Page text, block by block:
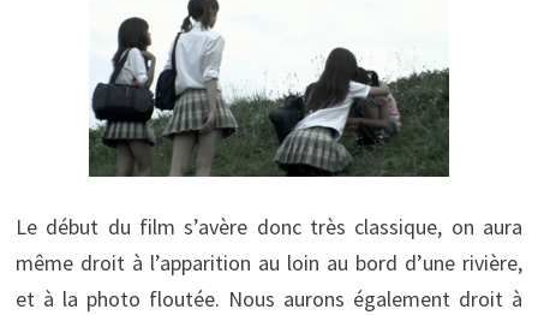
Le début du film s’avère donc très classique, on aura
même droit à l’apparition au loin au bord d’une rivière,
et à la photo floutée. Nous aurons également droit à